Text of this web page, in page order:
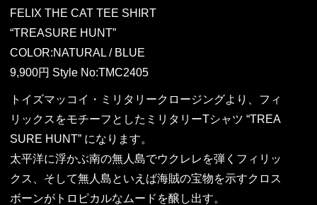
FELIX THE CAT TEE SHIRT
“TREASURE HUNT”
COLOR:NATURAL / BLUE
9,900円 Style No:TMC2405
トイズマッコイ・ミリタリークロージングより、フィ
リックスをモチーフとしたミリタリーTシャツ “TREA
SURE HUNT” になります。
太平洋に浮かぶ南の無人島でウクレレを弾くフィリッ
クス、そして無人島といえば海賊の宝物を示すクロス
ボーンがトロピカルなムードを醸し出す。